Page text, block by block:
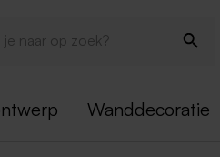
Wanddecoratie